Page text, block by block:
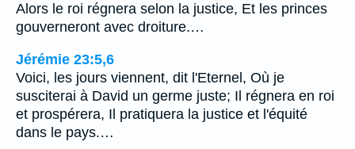
Alors le roi régnera selon la justice, Et les princes
gouverneront avec droiture.…
Jérémie 23:5,6
Voici, les jours viennent, dit l'Eternel, Où je
susciterai à David un germe juste; Il régnera en roi
et prospérera, Il pratiquera la justice et l'équité
dans le pays.…